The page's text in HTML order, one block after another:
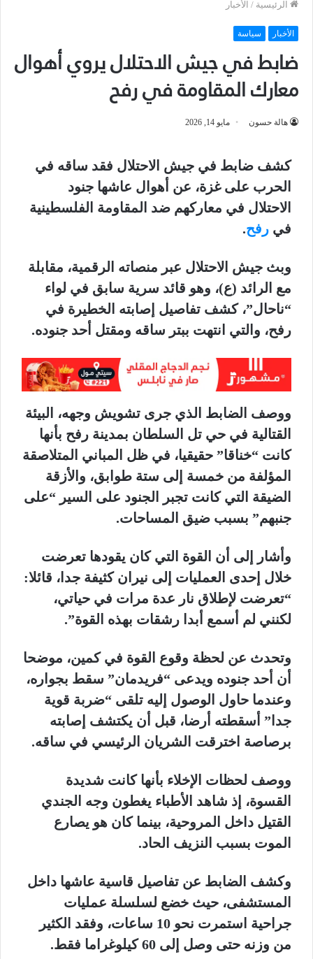
الرئيسية / الأخبار
الأخبار سياسة
ضابط في جيش الاحتلال يروي أهوال
معارك المقاومة في رفح
هالة حسون مايو 14, 2026
كشف ضابط في جيش الاحتلال فقد ساقه في
الحرب على غزة، عن أهوال عاشها جنود
الاحتلال في معاركهم ضد المقاومة الفلسطينية
في رفح.
وبث جيش الاحتلال عبر منصاته الرقمية، مقابلة
مع الرائد (ع)، وهو قائد سرية سابق في لواء
“ناحال”، كشف تفاصيل إصابته الخطيرة في
رفح، والتي انتهت ببتر ساقه ومقتل أحد جنوده.
ووصف الضابط الذي جرى تشويش وجهه، البيئة
القتالية في حي تل السلطان بمدينة رفح بأنها
كانت “خناقا” حقيقيا، في ظل المباني المتلاصقة
المؤلفة من خمسة إلى ستة طوابق، والأزقة
الضيقة التي كانت تجبر الجنود على السير “على
جنبهم” بسبب ضيق المساحات.
وأشار إلى أن القوة التي كان يقودها تعرضت
خلال إحدى العمليات إلى نيران كثيفة جدا، قائلا:
“تعرضت لإطلاق نار عدة مرات في حياتي،
لكنني لم أسمع أبدا رشقات بهذه القوة”.
وتحدث عن لحظة وقوع القوة في كمين، موضحا
أن أحد جنوده ويدعى “فريدمان” سقط بجواره،
وعندما حاول الوصول إليه تلقى “ضربة قوية
جدا” أسقطته أرضا، قبل أن يكتشف إصابته
برصاصة اخترقت الشريان الرئيسي في ساقه.
ووصف لحظات الإخلاء بأنها كانت شديدة
القسوة، إذ شاهد الأطباء يغطون وجه الجندي
القتيل داخل المروحية، بينما كان هو يصارع
الموت بسبب النزيف الحاد.
وكشف الضابط عن تفاصيل قاسية عاشها داخل
المستشفى، حيث خضع لسلسلة عمليات
جراحية استمرت نحو 10 ساعات، وفقد الكثير
من وزنه حتى وصل إلى 60 كيلوغراما فقط.